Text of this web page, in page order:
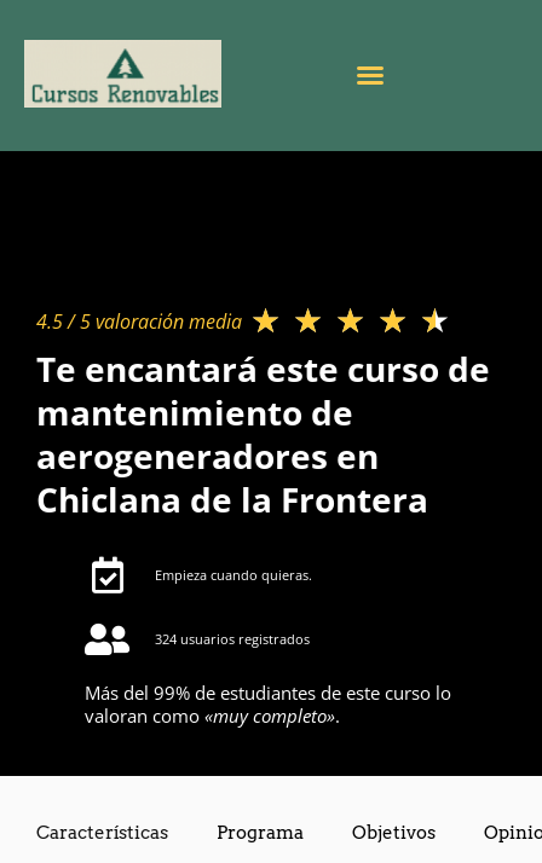
4.5 / 5 valoración media​ ★ ★ ★ ★ ★
Te encantará este curso de
mantenimiento de
aerogeneradores en
Chiclana de la Frontera
Empieza cuando quieras.
324 usuarios registrados
Más del 99% de estudiantes de este curso lo
valoran como «muy completo».
Características Programa Objetivos